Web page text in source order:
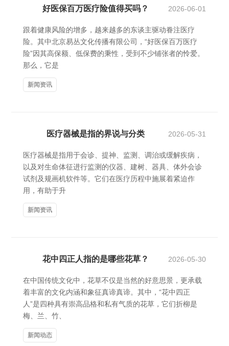
好医保百万医疗险值得买吗？ 2026-06-01
跟着健康风险的增多，越来越多的东谈主驱动眷注医疗
险。其中北京易丛文化传播有限公司，“好医保百万医疗
险”因其高保额、低保费的秉性，受到不少铺张者的怜爱。
那么，它是
新闻资讯
医疗器械是指的界说与分类 2026-05-31
医疗器械是指用于会诊、提神、监测、调治或缓解疾病，
以及对生命体征进行监测的仪器、建树、器具、体外会诊
试剂及规画机软件等。它们在医疗历程中施展着紧迫作
用，有助于升
新闻资讯
花中四正人指的是哪些花草？ 2026-05-30
在中国传统文化中，花草不仅是当然的好意思景，更承载
着丰富的文化内涵和象征真谛真谛。其中，“花中四正
人”是四种具有崇高品格和私有气质的花草，它们折柳是
梅、兰、竹、
新闻动态